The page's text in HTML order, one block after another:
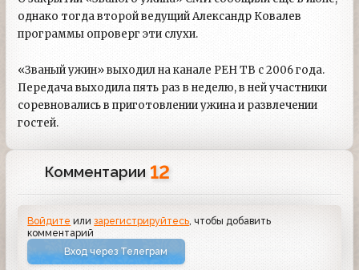
однако тогда второй ведущий Александр Ковалев
программы опроверг эти слухи.
«Званый ужин» выходил на канале РЕН ТВ с 2006 года.
Передача выходила пять раз в неделю, в ней участники
соревновались в приготовлении ужина и развлечении
гостей.
Комментарии 12
Войдите илизарегистрируйтесь, чтобы добавить
комментарий
Вход через Телеграм